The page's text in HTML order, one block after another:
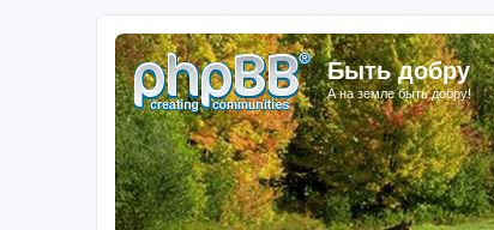
Быть добру
А на земле быть добру!